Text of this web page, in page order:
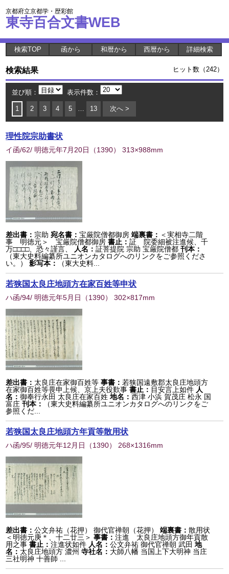
京都府立京都学・歴彩館
東寺百合文書WEB
検索TOP 函から 和暦から 西暦から 詳細検索
検索結果 ヒット数（242）
並び順： 表示件数：
1 2 3 4 5 … 13 次へ >
理性院宗助書状
イ函/62/ 明徳元年7月20日 （1390） 313×988mm
差出書： 宗助 宛名書：宝厳院僧都御房 端裏書： ＜実相寺二階
事 明徳元＞ 宝厳院僧都御房 書止：証 院委細被注進候、千
万□□□□、恐々謹言、
人名：証菩提院 宗助 宝厳院僧都 刊本：
（東大史料編纂所ユニオンカタログへのリンクをご参照くださ
い。）
影写本： （東大史料...
若狭国太良庄地頭方在家百姓等申状
ハ函/94/ 明徳元年5月日 （1390） 302×817mm
差出書： 太良庄在家御百姓等 事書：若狭国遠敷郡太良庄地頭方
在家御百姓等畏申上候、京上夫役歎事 書止： 目安言上如件 人
名：御奉行永田 太良庄在家百姓 地名：西津 小浜 賀茂庄 松永 国
富庄 刊本：
（東大史料編纂所ユニオンカタログへのリンクをご
参照くだ...
若狭国太良庄地頭方年貢等散用状
ハ函/95/ 明徳元年12月日 （1390） 268×1316mm
差出書：公文弁祐（花押） 御代官禅朝（花押） 端裏書：散用状
＜明徳元庚＊、十二廿三＞ 事書：注進 太良庄地頭方御年貢散
用之事 書止：注進状如件 人名：公文弁祐 御代官禅朝 武田 地
名： 太良庄地頭方 濃州 寺社名： 大師八幡 当国上下大明神 当庄
三社明神 十善師 ...